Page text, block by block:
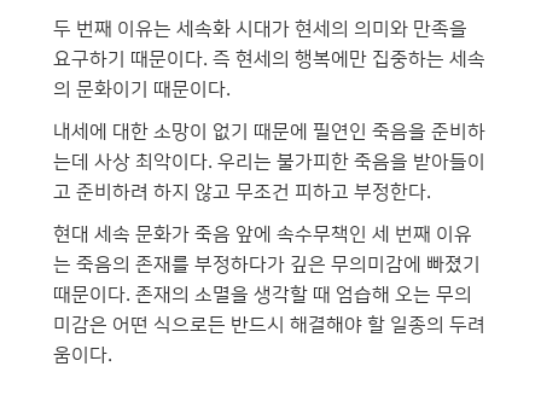
두 번째 이유는 세속화 시대가 현세의 의미와 만족을
요구하기 때문이다. 즉 현세의 행복에만 집중하는 세속
의 문화이기 때문이다.
내세에 대한 소망이 없기 때문에 필연인 죽음을 준비하
는데 사상 최악이다. 우리는 불가피한 죽음을 받아들이
고 준비하려 하지 않고 무조건 피하고 부정한다.
현대 세속 문화가 죽음 앞에 속수무책인 세 번째 이유
는 죽음의 존재를 부정하다가 깊은 무의미감에 빠졌기
때문이다. 존재의 소멸을 생각할 때 엄습해 오는 무의
미감은 어떤 식으로든 반드시 해결해야 할 일종의 두려
움이다.